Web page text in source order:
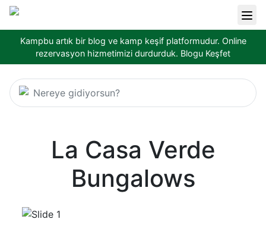
Kampbu artık bir blog ve kamp keşif platformudur. Online
rezervasyon hizmetimizi durdurduk. Blogu Keşfet
Nereye gidiyorsun?
La Casa Verde
Bungalows